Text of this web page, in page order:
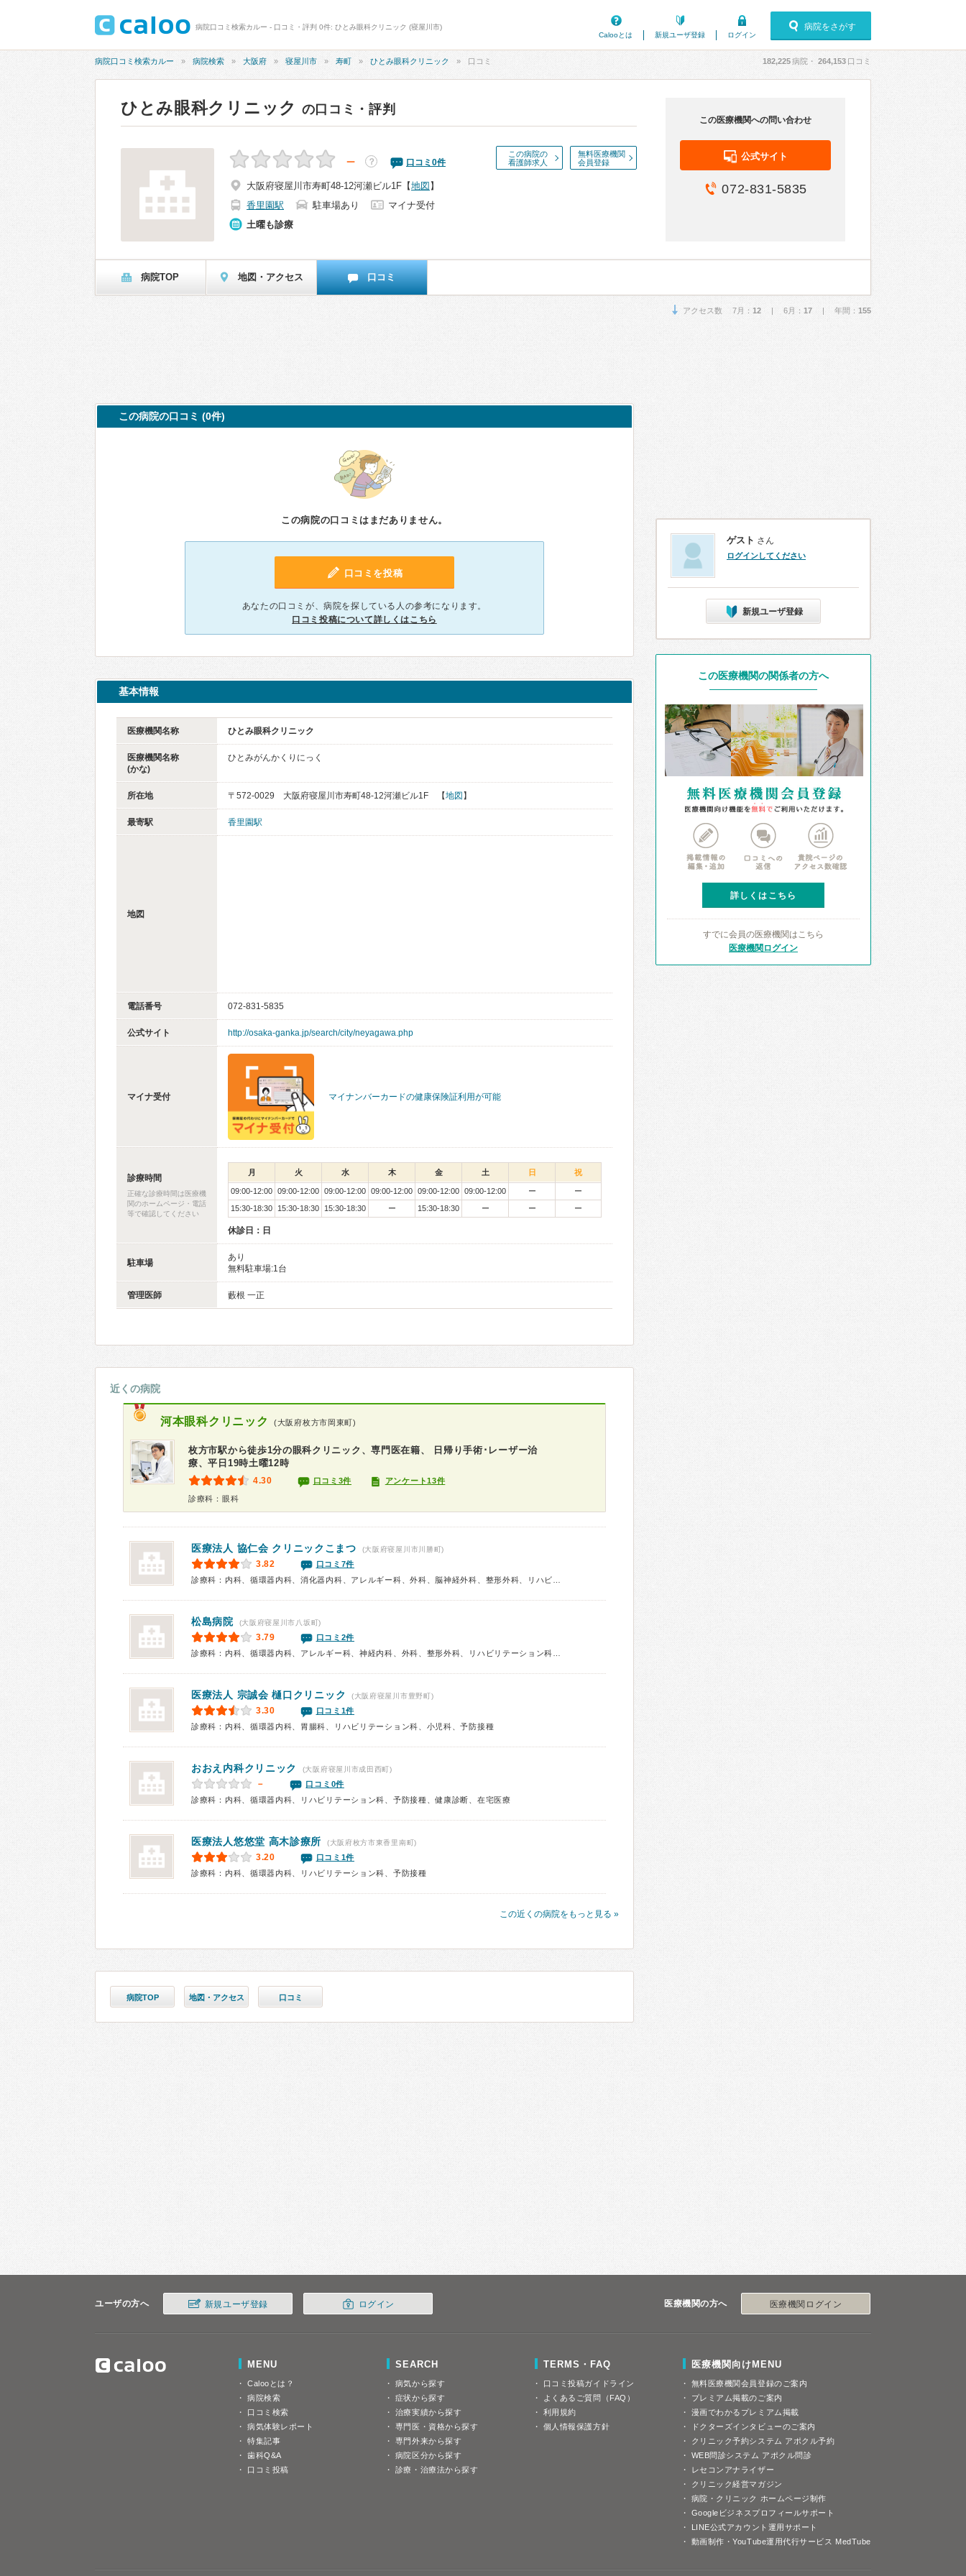
病院口コミ検索カルー - 口コミ・評判 0件: ひとみ眼科クリニック (寝屋川市)
Calooとは
新規ユーザ登録 ログイン
病院をさがす
病院口コミ検索カルー 病院検索 大阪府 寝屋川市 寿町 ひとみ眼科クリニック 口コミ 182,225病院・ 264,153 口コミ
ひとみ眼科クリニック の口コミ・評判
この病院の
看護師求人
無料医療機関
会員登録
－ ？ 口コミ 0件
大阪府寝屋川市寿町48-12河瀬ビル1F 【地図 】
香里園駅
駐車場あり
マイナ受付
土曜も診療
この医療機関への問い合わせ
公式サイト
072-831-5835
病院TOP 地図・アクセス 口コミ
アクセス数 7月： 12 | 6月： 17 | 年間： 155
この病院の口コミ (0件)
この病院の口コミはまだありません。
口コミを投稿
あなたの口コミが、病院を探している人の参考になります。
口コミ投稿について詳しくはこちら
基本情報
医療機関名称 ひとみ眼科クリニック
医療機関名称
(かな)
ひとみがんかくりにっく
所在地 〒572-0029 大阪府寝屋川市寿町48-12河瀬ビル1F 【地図 】
最寄駅 香里園駅
地図
電話番号 072-831-5835
公式サイト http://osaka-ganka.jp/search/city/neyagawa.php
マイナ受付 マイナンバーカードの健康保険証利用が可能
診療時間
正確な診療時間は医療機
関のホームページ・電話
等で確認してください
月 火 水 木 金 土 日 祝
09:00-12:00 09:00-12:00 09:00-12:00 09:00-12:00 09:00-12:00 09:00-12:00 ー
ー
15:30-18:30
15:30-18:30 15:30-18:30 ー 15:30-18:30 ー ー ー
休診日：日
駐車場
あり
無料駐車場:1台
管理医師 藪根 一正
近くの病院
河本眼科クリニック (大阪府枚方市岡東町)
枚方市駅から徒歩1分の眼科クリニック、専門医在籍、 日帰り手術･レーザー治
療、平日19時土曜12時
4.30 口コミ3件 アンケート13件
診療科：眼科
医療法人 協仁会 クリニックこまつ (大阪府寝屋川市川勝町)
3.82
口コミ7件
松島病院 (大阪府寝屋川市八坂町)
3.79
口コミ2件
医療法人 宗誠会樋口クリニック (大阪府寝屋川市豊野町)
3.30
口コミ1件
診療科：内科、循環器内科、胃腸科、リハビリテーション科、小児科、予防接種
おおえ内科クリニック (大阪府寝屋川市成田西町)
－
口コミ0件
診療科：内科、循環器内科、リハビリテーション科、予防接種、健康診断、在宅医療
医療法人悠悠堂 高木診療所 (大阪府枚方市東香里南町)
3.20
口コミ1件
診療科：内科、循環器内科、リハビリテーション科、予防接種
この近くの病院をもっと見る »
病院TOP 地図・アクセス 口コミ
ゲスト さん
ログインしてください
新規ユーザ登録
この医療機関の関係者の方へ
詳しくはこちら
すでに会員の医療機関はこちら
医療機関ログイン
ユーザの方へ 新規ユーザ登録 ログイン 医療機関の方へ 医療機関ログイン
MENU
Calooとは？
病院検索
口コミ検索
病気体験レポート
特集記事
歯科Q&A
口コミ投稿
SEARCH
病気から探す
症状から探す
治療実績から探す
専門医・資格から探す
専門外来から探す
病院区分から探す
診療・治療法から探す
TERMS・FAQ
口コミ投稿ガイドライン
よくあるご質問（FAQ）
利用規約
個人情報保護方針
医療機関向けMENU
無料医療機関会員登録のご案内
プレミアム掲載のご案内
漫画でわかるプレミアム掲載
ドクターズインタビューのご案内
クリニック予約システム アポクル予約
WEB問診システム アポクル問診
レセコンアナライザー
クリニック経営マガジン
病院・クリニック ホームページ制作
Googleビジネスプロフィールサポート
LINE公式アカウント運用サポート
動画制作・YouTube運用代行サービス MedTube